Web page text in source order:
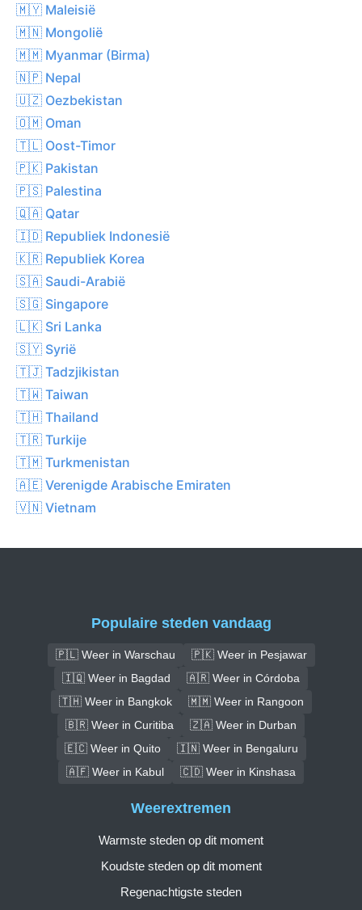
🇲🇾 Maleisië
🇲🇳 Mongolië
🇲🇲 Myanmar (Birma)
🇳🇵 Nepal
🇺🇿 Oezbekistan
🇴🇲 Oman
🇹🇱 Oost-Timor
🇵🇰 Pakistan
🇵🇸 Palestina
🇶🇦 Qatar
🇮🇩 Republiek Indonesië
🇰🇷 Republiek Korea
🇸🇦 Saudi-Arabië
🇸🇬 Singapore
🇱🇰 Sri Lanka
🇸🇾 Syrië
🇹🇯 Tadzjikistan
🇹🇼 Taiwan
🇹🇭 Thailand
🇹🇷 Turkije
🇹🇲 Turkmenistan
🇦🇪 Verenigde Arabische Emiraten
🇻🇳 Vietnam
Populaire steden vandaag
🇵🇱 Weer in Warschau
🇵🇰 Weer in Pesjawar
🇮🇶 Weer in Bagdad
🇦🇷 Weer in Córdoba
🇹🇭 Weer in Bangkok
🇲🇲 Weer in Rangoon
🇧🇷 Weer in Curitiba
🇿🇦 Weer in Durban
🇪🇨 Weer in Quito
🇮🇳 Weer in Bengaluru
🇦🇫 Weer in Kabul
🇨🇩 Weer in Kinshasa
Weerextremen
Warmste steden op dit moment
Koudste steden op dit moment
Regenachtigste steden